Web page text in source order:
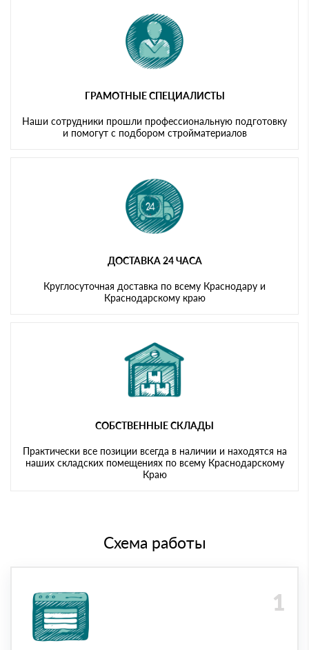
ГРАМОТНЫЕ СПЕЦИАЛИСТЫ
Наши сотрудники прошли профессиональную подготовку
и помогут с подбором стройматериалов
ДОСТАВКА 24 ЧАСА
Круглосуточная доставка по всему Краснодару и
Краснодарскому краю
СОБСТВЕННЫЕ СКЛАДЫ
Практически все позиции всегда в наличии и находятся на
наших складских помещениях по всему Краснодарскому
Краю
Схема работы